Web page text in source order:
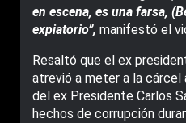
en escena, es una farsa,
expiatorio”, manifestó el
Resaltó que el ex
atrevió a meter a la cárcel
del ex Presidente Carlos
hechos de corrupción